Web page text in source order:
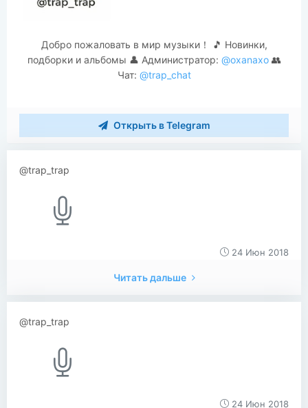
Добро пожаловать в мир музыки！ 🎵 Новинки,
подборки и альбомы 👤 Администратор: @oxanaxo👥
Чат: @trap_chat
Открыть в Telegram
@trap_trap
24 Июн 2018
Читать дальше
@trap_trap
24 Июн 2018